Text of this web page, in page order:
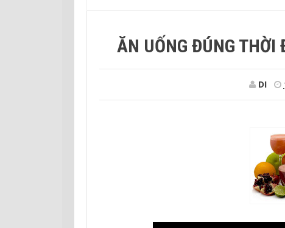
ĂN UỐNG ĐÚNG THỜI
DI